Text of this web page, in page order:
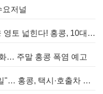
요저널
[홍콩경제] 중국과 손잡고 금융 영토 넓힌다! 홍콩, 10대 신규 정책 발표
… 주말 홍콩 폭염 예고
[홍콩사회] "네비만 믿다간 큰일"… 홍콩, 택시·호출차 통합 시험 도입하며 규제 본격화